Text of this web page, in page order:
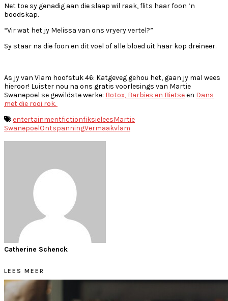
Net toe sy genadig aan die slaap wil raak, flits haar foon ‘n
boodskap.
“Vir wat het jy Melissa van ons vryery vertel?”
Sy staar na die foon en dit voel of alle bloed uit haar kop dreineer.
As jy van Vlam hoofstuk 46: Katgeveg gehou het, gaan jy mal wees
hieroor! Luister nou na ons gratis voorlesings van Martie
Swanepoel se gewildste werke: Botox, Barbies en Bietseen Dans
met die rooi rok.
entertainmentfictionfiksieleesMartie
SwanepoelOntspanningVermaakvlam
Catherine Schenck
LEES MEER